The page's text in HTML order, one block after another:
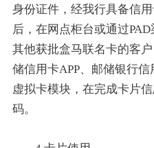
身份证件，经我行具备信
后，在网点柜台或通过
其他获批盒马联名卡的客
储信用卡APP、邮储银行
虚拟卡模块，在完成卡片
码。